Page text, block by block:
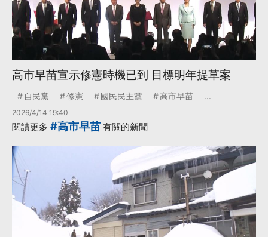
高市早苗宣示修憲時機已到 目標明年提草案
自民黨 修憲 國民民主黨 高市早苗 ...
2026/4/14 19:40
閱讀更多 #高市早苗 有關的新聞